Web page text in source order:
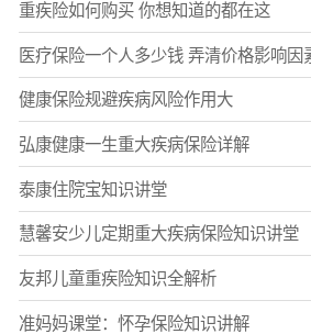
重疾险如何购买 你想知道的都在这
医疗保险一个人多少钱 弄清价格影响因
健康保险规避疾病风险作用大
弘康健康一生重大疾病保险详解
泰康住院宝知识讲堂
慧馨安少儿定期重大疾病保险知识讲堂
友邦儿童重疾险知识全解析
准妈妈课堂：怀孕保险知识讲解